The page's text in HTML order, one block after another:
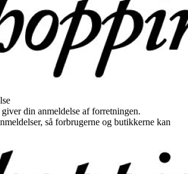
din anmeldelse af forretningen.
så forbrugerne og butikkerne kan